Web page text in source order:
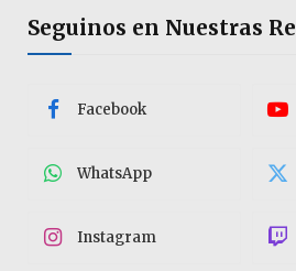
Seguinos en Nuestras
Facebook
WhatsApp
Instagram